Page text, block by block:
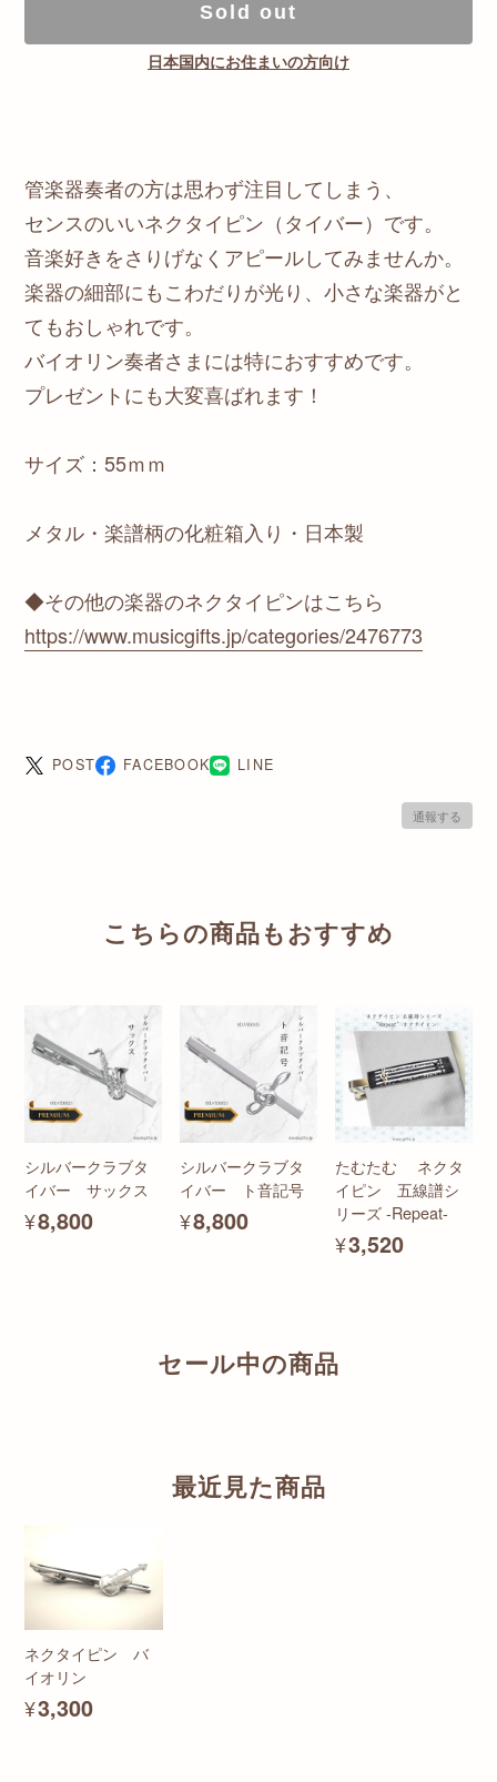
Sold out
日本国内にお住まいの方向け
管楽器奏者の方は思わず注目してしまう、
センスのいいネクタイピン（タイバー）です。
音楽好きをさりげなくアピールしてみませんか。
楽器の細部にもこわだりが光り、小さな楽器がと
てもおしゃれです。
バイオリン奏者さまには特におすすめです。
プレゼントにも大変喜ばれます！
サイズ：55ｍｍ
メタル・楽譜柄の化粧箱入り・日本製
◆その他の楽器のネクタイピンはこちら
https://www.musicgifts.jp/categories/2476773
POST FACEBOOK LINE
通報する
こちらの商品もおすすめ
シルバークラブタ
イバー サックス
¥8,800
シルバークラブタ
イバー ト音記号
¥8,800
たむたむ ネクタ
イピン 五線譜シ
リーズ -Repeat-
¥3,520
セール中の商品
最近見た商品
ネクタイピン バ
イオリン
¥3,300